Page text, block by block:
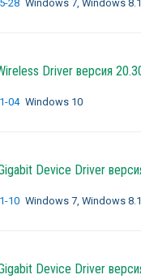
28 Windows 7, Windows
Driver версия
04 Windows 10
Device Driver
10 Windows 7, Windows
Device Driver